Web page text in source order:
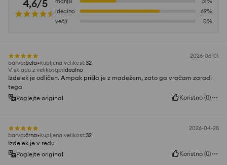
4,6/5
idealno
69%
večji
0%
2026-06-01
barva:bela kupljena velikost:32
V skladu z velikostjo:idealno
Izdelek je odličen. Ampak prišla je z madežem, zato ga vračam zaradi
tega
Poglejte original
Koristno (0)
2026-04-28
barva:črna kupljena velikost:32
Izdelek je v redu
Poglejte original
Koristno (0)